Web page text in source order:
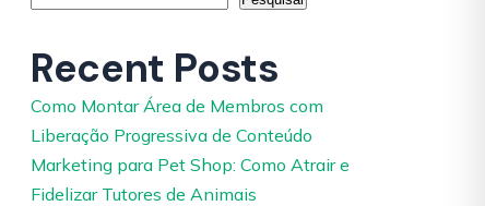
Recent Posts
Como Montar Área de Membros com
Liberação Progressiva de Conteúdo
Marketing para Pet Shop: Como Atrair e
Fidelizar Tutores de Animais